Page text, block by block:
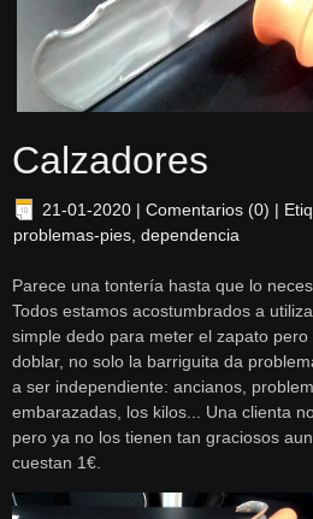
Calzadores
21-01-2020 | Comentarios (0) |
problemas-pies, dependencia
Parece una tontería hasta que lo
Todos estamos acostumbrados a
simple dedo para meter el zapato
doblar, no solo la barriguita da
a ser independiente: ancianos,
embarazadas, los kilos... Una clienta
pero ya no los tienen tan graciosos
cuestan 1€.